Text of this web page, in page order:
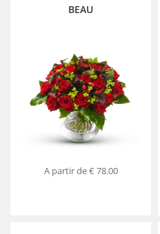
BEAU
A partir de€ 78.00